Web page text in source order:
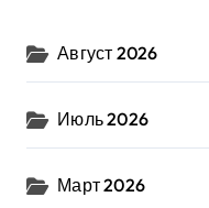
Август 2026
Июль 2026
Март 2026